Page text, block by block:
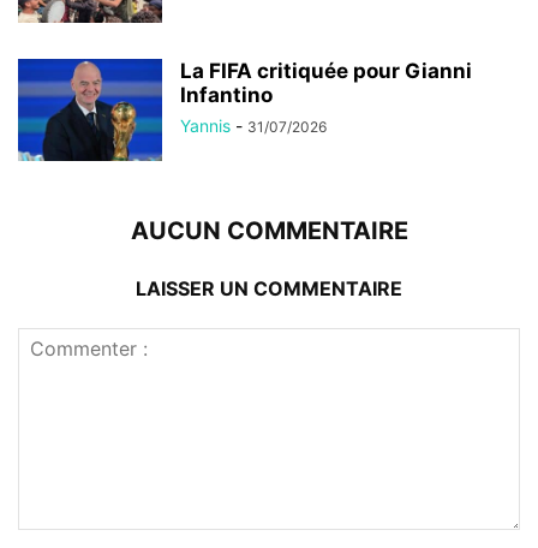
La FIFA critiquée pour Gianni
Infantino
Yannis - 31/07/2026
AUCUN COMMENTAIRE
LAISSER UN COMMENTAIRE